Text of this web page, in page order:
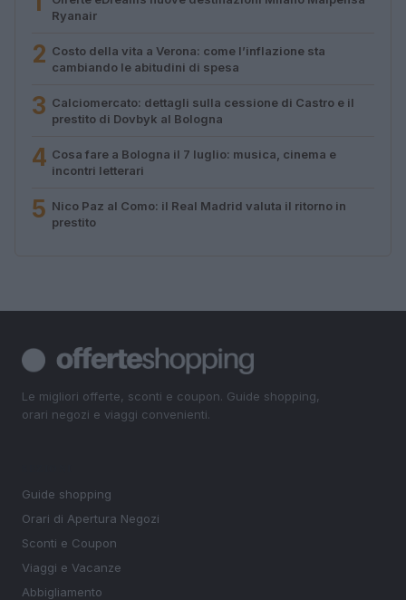
Ryanair
2 Costo della vita a Verona: come l’inflazione sta
cambiando le abitudini di spesa
3 Calciomercato: dettagli sulla cessione di Castro e il
prestito di Dovbyk al Bologna
4 Cosa fare a Bologna il 7 luglio: musica, cinema e
incontri letterari
5 Nico Paz al Como: il Real Madrid valuta il ritorno in
prestito
Le migliori offerte, sconti e coupon. Guide shopping,
orari negozi e viaggi convenienti.
Guide shopping
Orari di Apertura Negozi
Sconti e Coupon
Viaggi e Vacanze
Abbigliamento